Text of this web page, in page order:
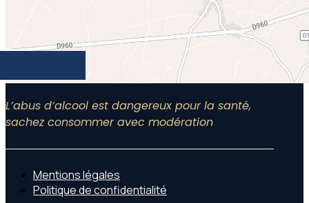
L’abus d’alcool est dangereux pour la santé,
sachez consommer avec modération
Mentions légales
Politique de confidentialité